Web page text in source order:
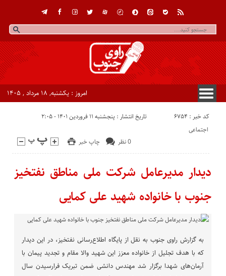
امروز : یکشنبه, ۱۸ مرداد , ۱۴۰۵
کد خبر : 6754 تاریخ انتشار : پنجشنبه ۱۱ فروردین ۱۴۰۱ - ۲:۰۵
چاپ خبر 0 نظر
اجتماعی
دیدار مدیرعامل شرکت ملی مناطق نفتخیز
جنوب با خانواده شهید علی کمایی
به گزارش راوی جنوب به نقل از پایگاه اطلاع‌رسانی نفتخیز، در این دیدار
که با هدف تجلیل از خانواده معزز این شهید والا مقام و تجدید پیمان با
آرمان‌های شهدا برگزار شد مهندس دانشی ضمن تبریک فرارسیدن سال